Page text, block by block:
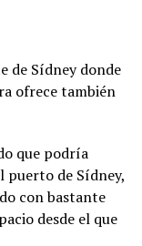
de Sídney donde
ofrece también
que podría
puerto de Sídney,
con bastante
desde el que